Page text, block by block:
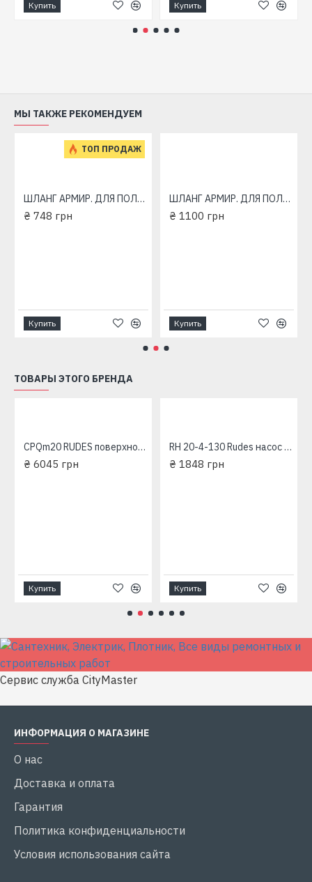
Купить Купить
МЫ ТАКЖЕ РЕКОМЕНДУЕМ
ТОП ПРОДАЖ
ШЛАНГ АРМИР. ДЛЯ ПОЛИВА METEOR 1/2" 20m 3bar
₴ 748 грн
Купить
ШЛАНГ АРМИР. ДЛЯ ПОЛИВА METEOR 1/2" 30m 3bar
₴ 1100 грн
Купить
ТОВАРЫ ЭТОГО БРЕНДА
CPQm20 RUDES поверхностный насос
₴ 6045 грн
Купить
RH 20-4-130 Rudes насос циркуляционный
₴ 1848 грн
Купить
Сервис служба CityMaster
ИНФОРМАЦИЯ О МАГАЗИНЕ
О нас
Доставка и оплата
Гарантия
Политика конфиденциальности
Условия использования сайта